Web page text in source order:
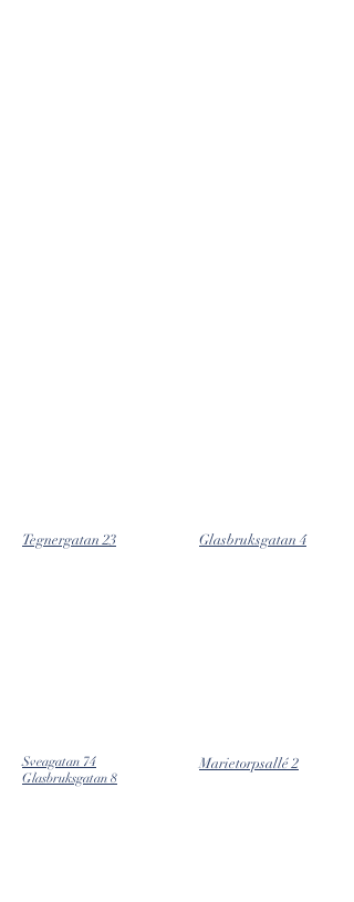
Tegnergatan 23 Glasbruksgatan 4
Sveagatan 74
Glasbruksgatan 8
Marietorpsallé 2